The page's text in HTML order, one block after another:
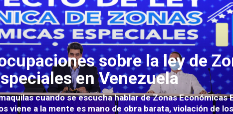
sobre la ley de
en Venezuela
cuando se escucha hablar de Zonas Económicas
viene a la mente es mano de obra barata, violación de